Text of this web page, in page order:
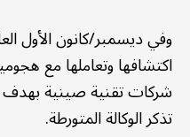
وفي ديسمبر/كانون الأول
اكتشافها وتعاملها مع
شركات تقنية صينية بهدف
تذكر الوكالة المتورطة.